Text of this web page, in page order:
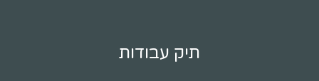
תיק עבודות